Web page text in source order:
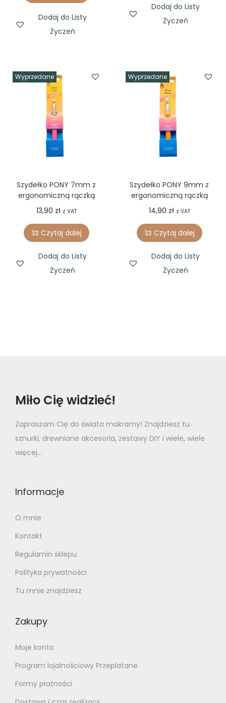
Dodaj do Listy
Życzeń
Dodaj do Listy
Życzeń
Wyprzedane
Szydełko PONY 7mm z
ergonomiczną rączką
13,90 zł z VAT
Czytaj dalej
Dodaj do Listy
Życzeń
Wyprzedane
Szydełko PONY 9mm z
ergonomiczną rączką
14,90 zł z VAT
Czytaj dalej
Dodaj do Listy
Życzeń
Miło Cię widzieć!
Zapraszam Cię do świata makramy! Znajdziesz tu
sznurki, drewniane akcesoria, zestawy DIY i wiele, wiele
więcej...
Informacje
O mnie
Kontakt
Regulamin sklepu
Polityka prywatności
Tu mnie znajdziesz
Zakupy
Moje konto
Program lojalnościowy Przeplatane
Formy płatności